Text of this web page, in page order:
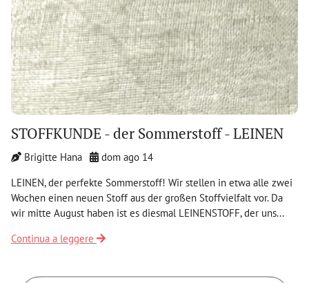
STOFFKUNDE - der Sommerstoff - LEINEN
Brigitte Hana
dom ago 14
LEINEN, der perfekte Sommerstoff! Wir stellen in etwa alle zwei
Wochen einen neuen Stoff aus der großen Stoffvielfalt vor. Da
wir mitte August haben ist es diesmal LEINENSTOFF, der uns...
Continua a leggere